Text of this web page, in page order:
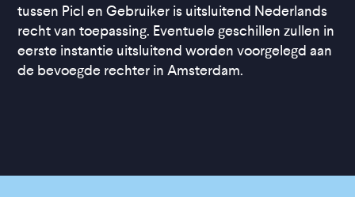
tussen Picl en Gebruiker is uitsluitend Nederlands
recht van toepassing. Eventuele geschillen zullen in
eerste instantie uitsluitend worden voorgelegd aan
de bevoegde rechter in Amsterdam.